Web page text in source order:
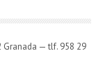
Granada — tlf. 958 29